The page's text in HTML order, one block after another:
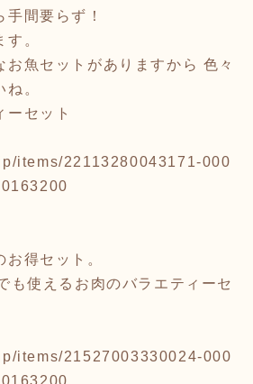
間要らず！
。
お魚セットがありますから 色々
。
ーセット
items/22113280043171-000
得セット。
も使えるお肉のバラエティーセ
items/21527003330024-000